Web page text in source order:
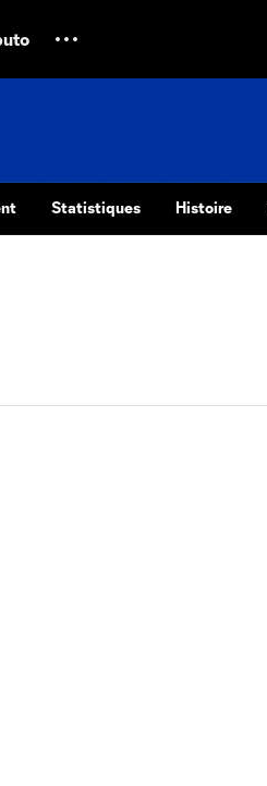
Statistiques Histoire